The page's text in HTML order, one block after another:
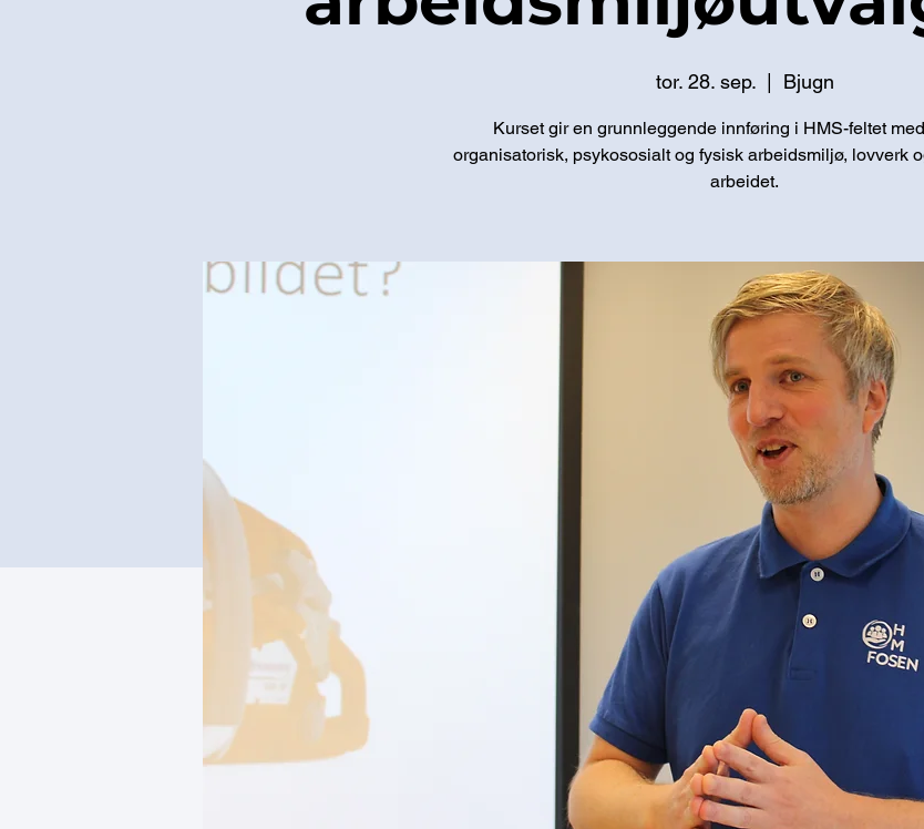
tor. 28. sep.
  |
Bjugn
Kurset gir en grunnleggende innføring i HMS-feltet
organisatorisk, psykososialt og fysisk arbeidsmiljø, lovverk
arbeidet.